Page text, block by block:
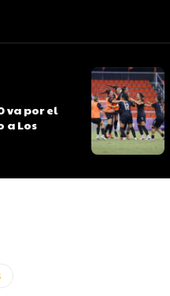
va por el
a Los